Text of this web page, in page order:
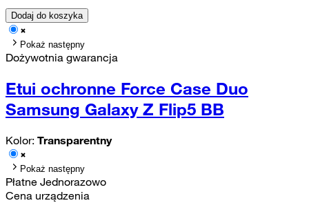
Dodaj do koszyka
Pokaż następny
Dożywotnia gwarancja
Etui ochronne Force Case Duo
Samsung Galaxy Z Flip5 BB
Kolor: Transparentny
Pokaż następny
Płatne Jednorazowo
Cena urządzenia